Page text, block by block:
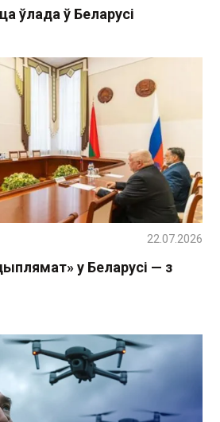
ўлада ў Беларусі
у Беларусі — з
22.07.2026